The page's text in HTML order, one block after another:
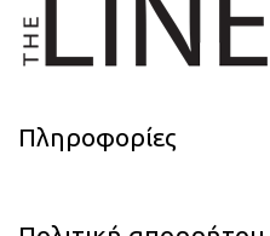
Πληροφορίες